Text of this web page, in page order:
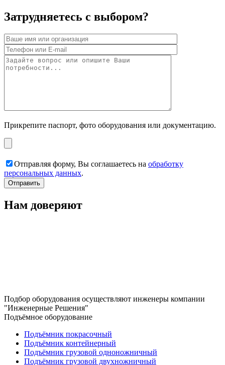
Затрудняетесь с выбором?
Прикрепите паспорт, фото оборудования или документацию.
Отправляя форму, Вы соглашаетесь на обработку
персональных данных.
Нам доверяют
Подбор оборудования осуществляют инженеры компании
"Инженерные Решения"
Подъёмное оборудование
Подъёмник покрасочный
Подъёмник контейнерный
Подъёмник грузовой одноножничный
Подъёмник грузовой двухножничный